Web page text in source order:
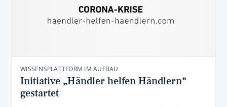
WISSENSPLATTFORM IM AUFBAU
Initiative „Händler helfen Händlern“
gestartet